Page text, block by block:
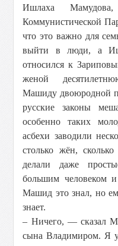
Ишлаха
Коммунистической
что это важно для
выйти в люди, а
относился к
женой
Машиду двоюродной
русские законы
особенно таких
асбехи заводили
столько жён,
делали даже
большим человеком и
Машид это знал, но
знает.
– Ничего, — сказал
сына Владимиром. Я